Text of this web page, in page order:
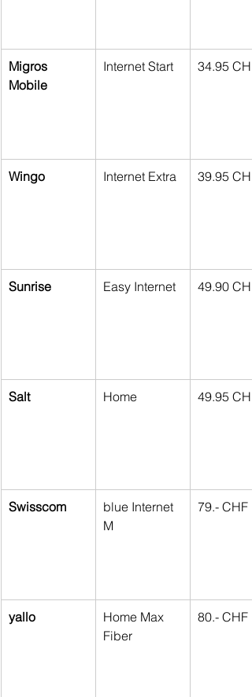
Migros
Mobile
Internet Start 34.95 CHF
Wingo Internet Extra 39.95 CHF
Sunrise Easy Internet 49.90 CHF
Salt Home 49.95 CHF
Swisscom
blue Internet
M
79.- CHF
yallo
Home Max
Fiber
80.- CHF